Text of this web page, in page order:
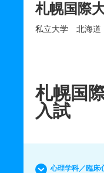
札幌国際
私立大学 北海道
札幌国
入試
心理学科／臨床